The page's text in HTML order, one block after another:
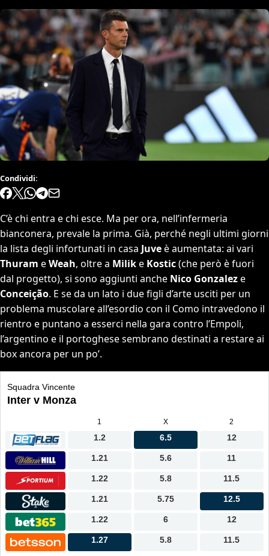
Condividi:
C’è chi entra e chi esce. Ma per ora, nell’infermeria
bianconera, prevale la prima. Già, perché negli ultimi giorni
la lista degli infortunati in casa Juveè aumentata: ai vari
Thuram eWeah, oltre a Milike Kostic(che però è fuori
dal progetto), si sono aggiunti anche Nico Gonzaleze
Conceição. E se da un lato i due figli d’arte usciti per un
problema muscolare all’esordio con il Como intravedono il
rientro e puntano a esserci nella gara contro l’Empoli,
l’argentino e il portoghese sembrano destinati a restare ai
box ancora per un po’.